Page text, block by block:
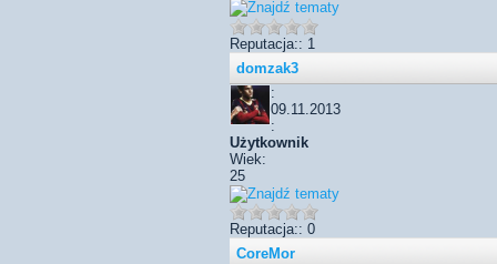
Reputacja:: 1
domzak3
:
09.11.2013
:
Użytkownik
Wiek:
25
Reputacja:: 0
CoreMor